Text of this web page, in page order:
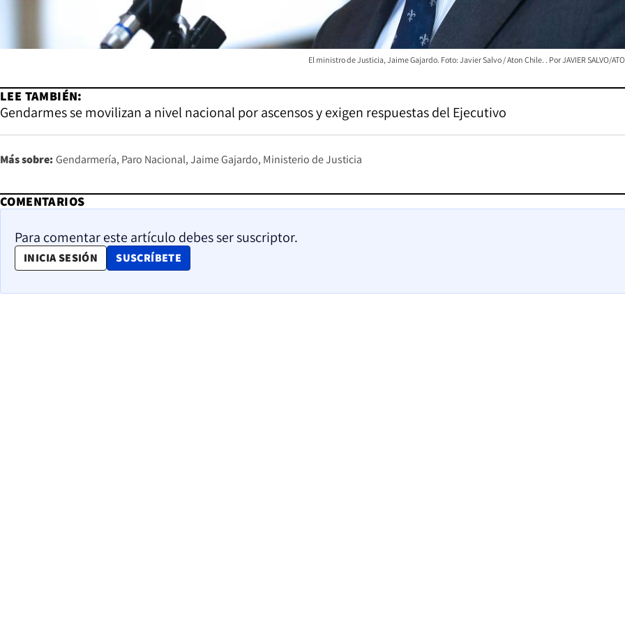
El ministro de Justicia, Jaime Gajardo. Foto: Javier Salvo / Aton Chile. JAVIER SALVO/
LEE TAMBIÉN:
Gendarmes se movilizan a nivel nacional por ascensos y exigen respuestas del Ejecutivo
Más sobre: Gendarmería Paro Nacional Jaime Gajardo Ministerio de Justicia
COMENTARIOS
Para comentar este artículo debes ser suscriptor.
INICIA SESIÓN SUSCRÍBETE
OPENS IN NEW WINDOW